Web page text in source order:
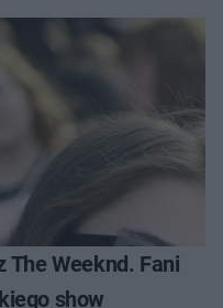
The Weeknd. Fani
show